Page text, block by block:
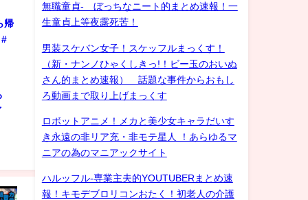
帰
無職童貞- ぼっちなニート的まとめ速報！一
生童貞上等夜露死苦！
男装スケバン女子！スケッフルまっくす！
（新・ナンノひゃくしきっ!！ビー玉のおいぬ
さん的まとめ速報） 話題な事件からおもし
ろ動画まで取り上げまっくす
ロボットアニメ！メカと美少女キャラだいす
き永遠の非リア充・非モテ星人 ！あらゆるマ
ニアの為のマニアックサイト
ハルッフル-専業主夫的YOUTUBERまとめ速
報！キモデブロリコンおたく！初老人の介護